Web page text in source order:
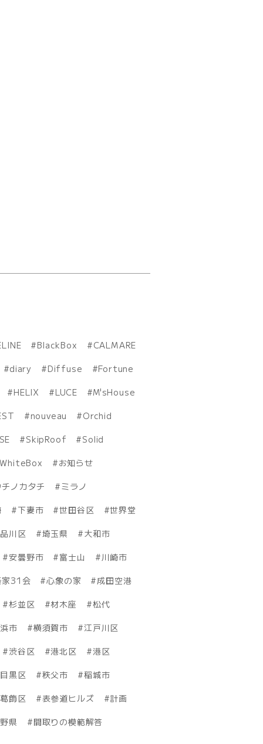
BlackBox
CALMARE
diary Diffuse
Fortune
HELIX LUCE
M'sHouse
nouveau
Orchid
SkipRoof
Solid
WhiteBox
お知らせ
ノカタチ
ミラノ
下妻市 世田谷区
世界堂
品川区 埼玉県
大和市
安曇野市 富士山
川崎市
家31会 心象の家
成田空港
杉並区 材木座
松代
市 横須賀市
江戸川区
渋谷区 港北区
港区
目黒区 秩父市
稲城市
葛飾区 表参道ヒルズ
計画
県
間取りの模範解答